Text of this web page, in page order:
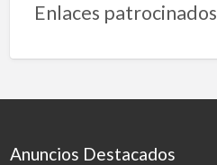
Enlaces patrocinados
Anuncios Destacados